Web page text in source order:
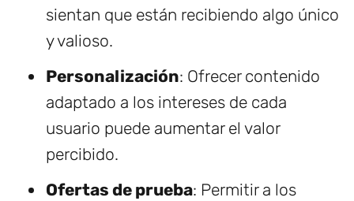
sientan que están recibiendo algo único
y valioso.
Personalización: Ofrecer contenido
adaptado a los intereses de cada
usuario puede aumentar el valor
percibido.
Ofertas de prueba: Permitir a los